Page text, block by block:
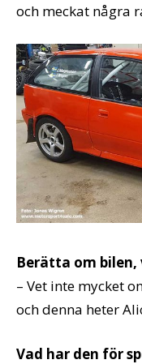
och meckat några
Berätta om
– Vet inte mycket
och denna heter
Vad har den för